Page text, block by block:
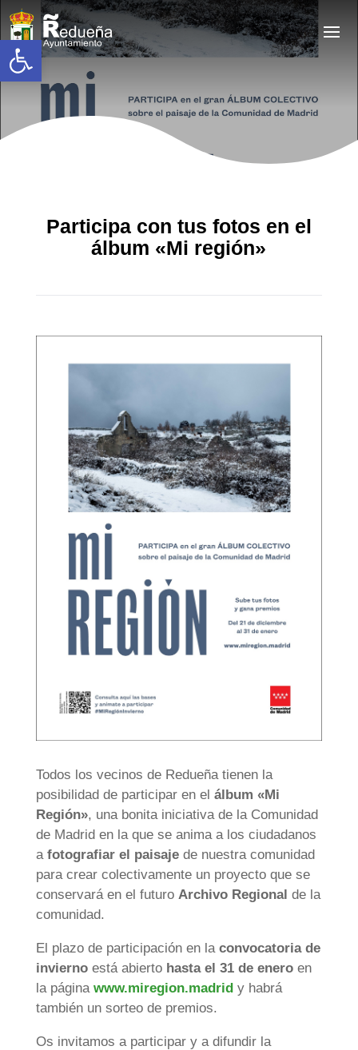
Abrir barra de herramientas
Participa con tus fotos en el
álbum «Mi región»
Todos los vecinos de Redueña tienen la
posibilidad de participar en el álbum «Mi
Región», una bonita iniciativa de la Comunidad
de Madrid en la que se anima a los ciudadanos
a fotografiar el paisajede nuestra comunidad
para crear colectivamente un proyecto que se
conservará en el futuro Archivo Regional de la
comunidad.
El plazo de participación en la convocatoria de
inviernoestá abierto hasta el 31 de eneroen
la página www.miregion.madridy habrá
también un sorteo de premios.
Os invitamos a participar y a difundir la